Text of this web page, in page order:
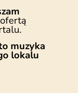
muzyka
lokalu